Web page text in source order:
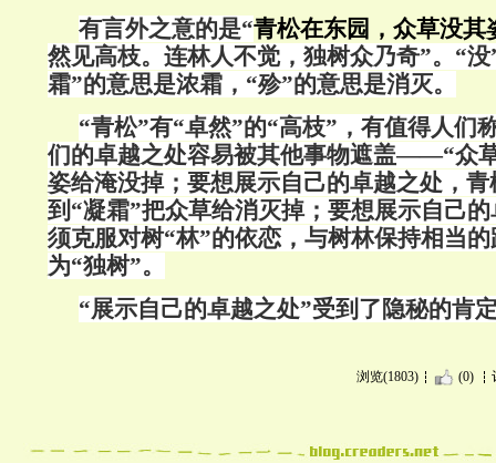
有言外之意的是“青松在东园，众草没其
然见高枝。连林人不觉，独树众乃奇”。“
霜”的意思是浓霜，“殄”的意思是消灭。
“青松”有“卓然”的“高枝”，有值得人们
们的卓越之处容易被其他事物遮盖——“众
姿给淹没掉；要想展示自己的卓越之处，
到“凝霜”把众草给消灭掉；要想展示自己
须克服对树“林”的依恋，与树林保持相当
为“独树”。
“展示自己的卓越之处”受到了隐秘的肯
浏览(1803) (0)